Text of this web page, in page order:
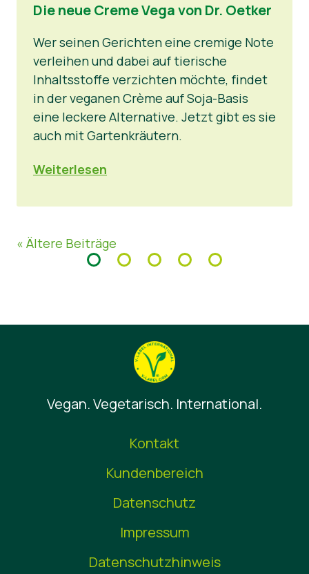
Die neue Creme Vega von Dr. Oetker
Wer seinen Gerichten eine cremige Note
verleihen und dabei auf tierische
Inhaltsstoffe verzichten möchte, findet
in der veganen Crème auf Soja-Basis
eine leckere Alternative. Jetzt gibt es sie
auch mit Gartenkräutern.
Weiterlesen
« Ältere Beiträge
Vegan. Vegetarisch. International.
Kontakt
Kundenbereich
Datenschutz
Impressum
Datenschutzhinweis